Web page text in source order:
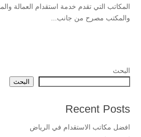
المكاتب التي تقدم خدمة استقدام العمالة
والمكتب مصرح من جانب...
البحث
البحث
Recent Posts
افضل مكاتب الاستقدام في الرياض